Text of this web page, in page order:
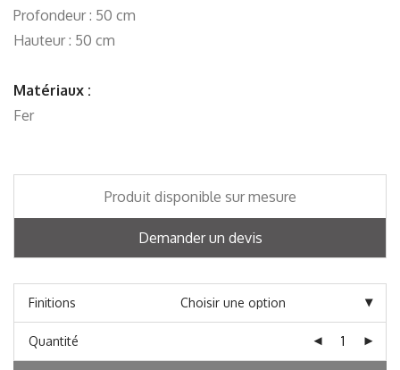
Profondeur : 50 cm
Hauteur : 50 cm
Matériaux :
Fer
Produit disponible sur mesure
Demander un devis
Finitions
Quantité